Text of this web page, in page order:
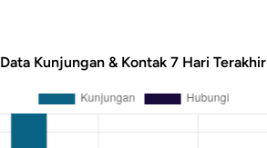
Data Kunjungan & Kontak 7 Hari Terakhir